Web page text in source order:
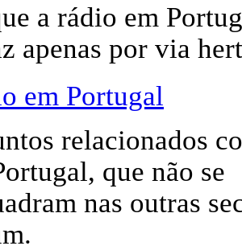
a rádio em
apenas por via
em Portugal
relacionados
que não se
nas outras